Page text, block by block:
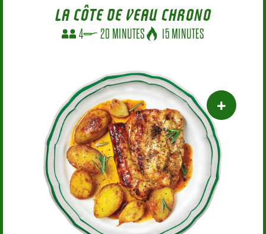
LA CÔTE DE VEAU CHRONO
4 20 MINUTES 15 MINUTES